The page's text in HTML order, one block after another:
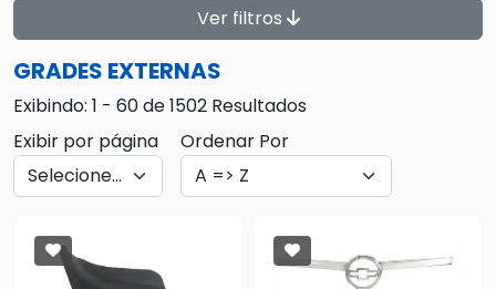
Ver filtros
GRADES EXTERNAS
Exibindo: 1 - 60 de 1502 Resultados
Exibir por página
Ordenar Por